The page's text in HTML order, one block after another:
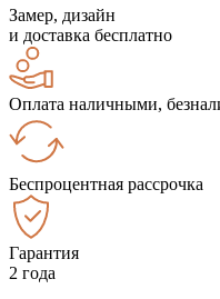
Замер, дизайн
и доставка бесплатно
Оплата наличными,
Беспроцентная рассрочка
Гарантия
2 года